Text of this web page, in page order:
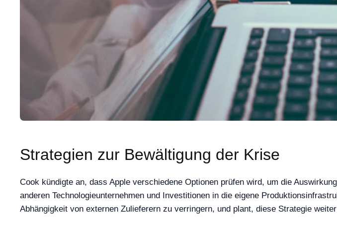
Strategien zur Bewältigung der Krise
Cook kündigte an, dass Apple verschiedene Optionen prüfen wird, um die
anderen Technologieunternehmen und Investitionen in die eigene
Abhängigkeit von externen Zulieferern zu verringern, und plant, diese Strategie